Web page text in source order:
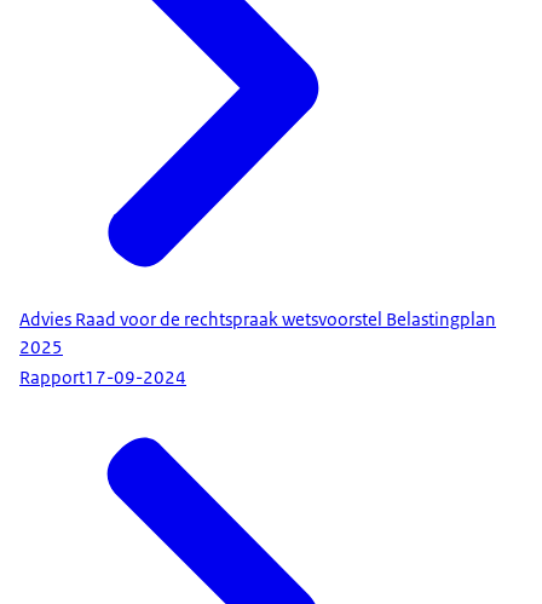
Advies Raad voor de rechtspraak wetsvoorstel Belastingplan
2025
Rapport17-09-2024